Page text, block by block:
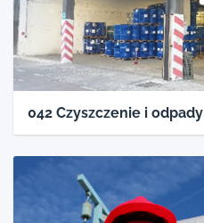
042 Czyszczenie i odpady